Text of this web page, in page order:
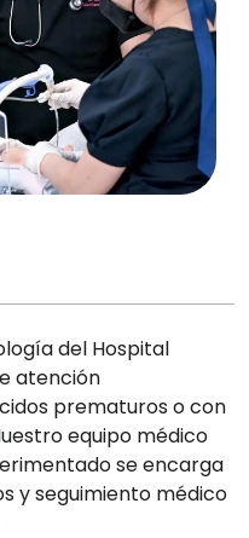
del Hospital
atención
prematuros o con
equipo médico
se encarga
y seguimiento médico